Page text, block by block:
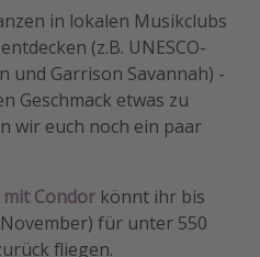
in lokalen Musikclubs
(z.B. UNESCO-
Garrison Savannah) -
Geschmack etwas zu
wir euch noch ein paar
mit Condor könnt ihr bis
für unter 550
fliegen.